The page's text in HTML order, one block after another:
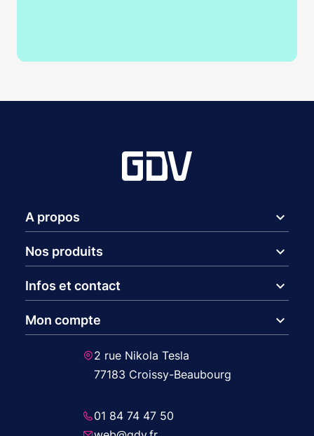
A propos expand_more
Nos produits expand_more
Infos et contact expand_more
Mon compte expand_more
2 rue Nikola Tesla
77183 Croissy-Beaubourg
01 84 74 47 50